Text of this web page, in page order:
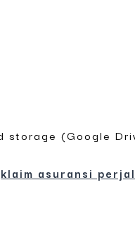
storage (Google
klaim asuransi